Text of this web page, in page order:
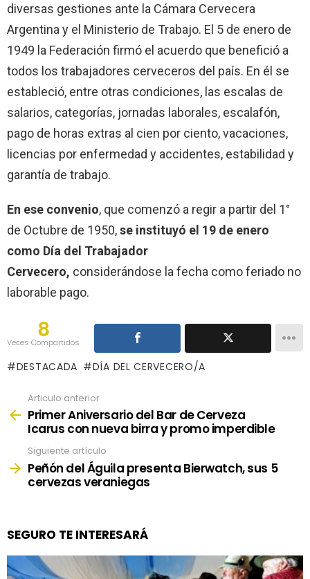
diversas gestiones ante la Cámara Cervecera
Argentina y el Ministerio de Trabajo. El 5 de enero de
1949 la Federación firmó el acuerdo que benefició a
todos los trabajadores cerveceros del país. En él se
estableció, entre otras condiciones, las escalas de
salarios, categorías, jornadas laborales, escalafón,
pago de horas extras al cien por ciento, vacaciones,
licencias por enfermedad y accidentes, estabilidad y
garantía de trabajo.
En ese convenio, que comenzó a regir a partir del 1°
de Octubre de 1950,se instituyó el 19 de enero
como Día del Trabajador
Cervecero, considerándose la fecha como feriado no
laborable pago.
8
Veces Compartidos
DESTACADA DÍA DEL CERVECERO/A
more
Articulo anterior
Primer Aniversario del Bar de Cerveza
Icarus con nueva birra y promo imperdible
Siguiente artículo
Peñón del Águila presenta Bierwatch, sus 5
cervezas veraniegas
SEGURO TE INTERESARÁ